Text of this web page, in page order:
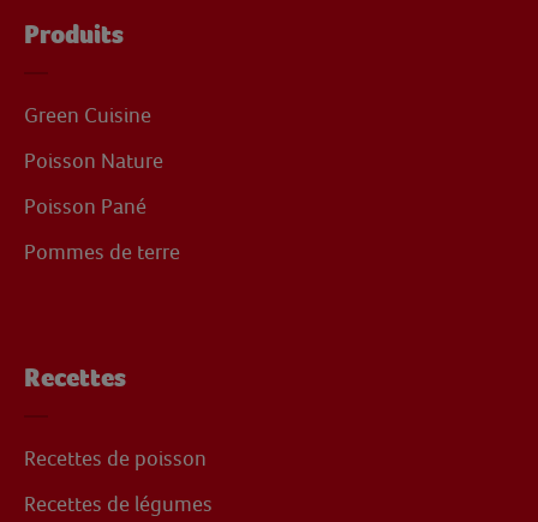
Produits
Green Cuisine
Poisson Nature
Poisson Pané
Pommes de terre
Recettes
Recettes de poisson
Recettes de légumes